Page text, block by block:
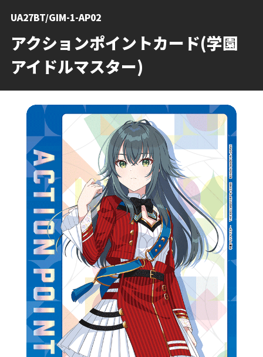
アクションポイントカード(学園
アイドルマスター)
UA27BT/GIM-1-AP02